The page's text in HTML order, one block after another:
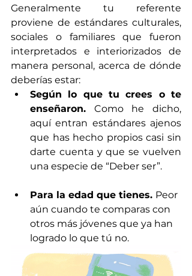
Generalmente tu referente
proviene de estándares culturales,
sociales o familiares que fueron
interpretados e interiorizados de
manera personal, acerca de dónde
deberías estar:
Según lo que tu crees o te
enseñaron. Como he dicho,
aquí entran estándares ajenos
que has hecho propios casi sin
darte cuenta y que se vuelven
una especie de “Deber ser”.
Para la edad que tienes. Peor
aún cuando te comparas con
otros más jóvenes que ya han
logrado lo que tú no.